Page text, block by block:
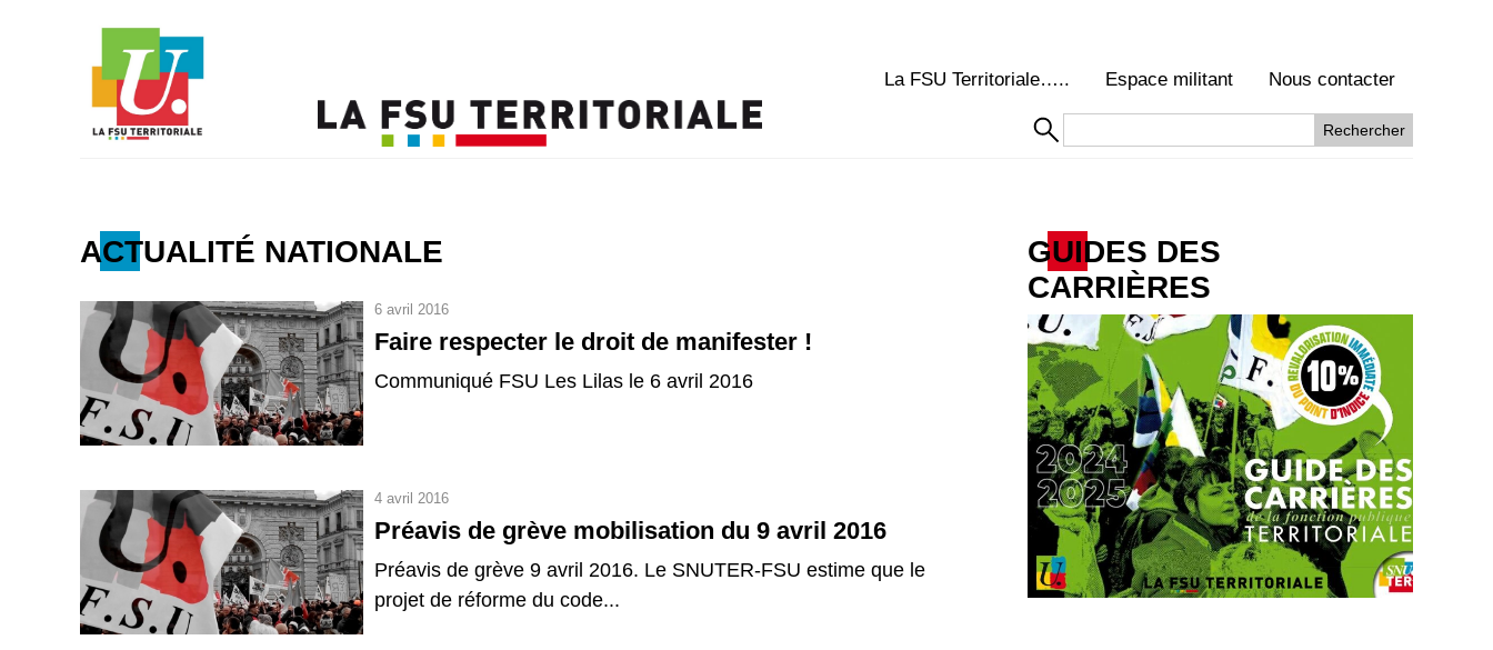
La FSU Territoriale….. Espace militant Nous contacter
ACTUALITÉ NATIONALE
6 avril 2016
Faire respecter le droit de manifester !
Communiqué FSU Les Lilas le 6 avril 2016
4 avril 2016
Préavis de grève mobilisation du 9 avril 2016
Préavis de grève 9 avril 2016. Le SNUTER-FSU estime que le
projet de réforme du code...
GUIDES DES
CARRIÈRES